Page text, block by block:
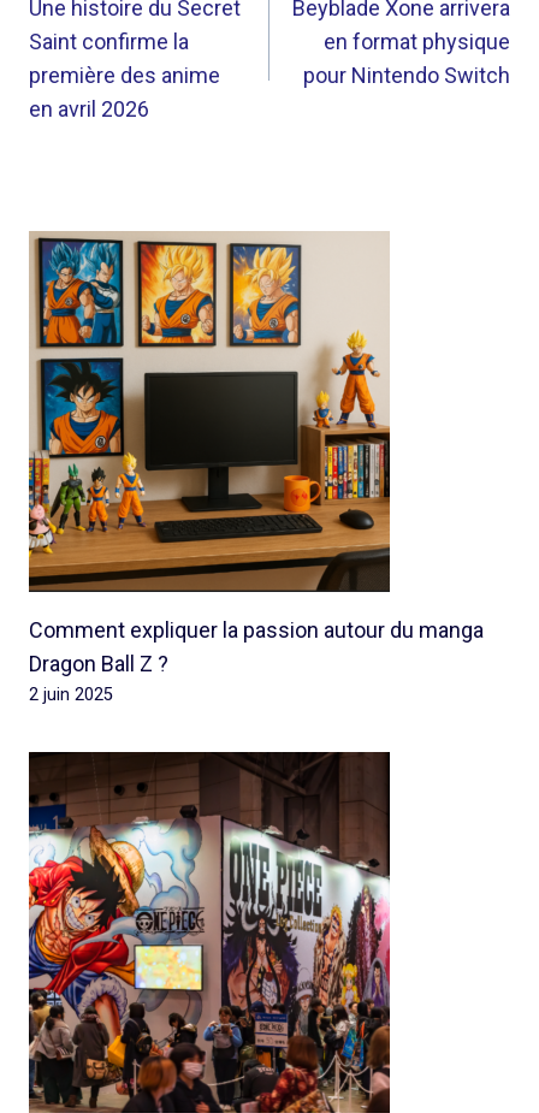
DE
L’ARTICLE
Une histoire du Secret
Saint confirme la
première des anime
en avril 2026
Beyblade Xone arrivera
en format physique
pour Nintendo Switch
Comment expliquer la passion autour du manga
Dragon Ball Z ?
2 juin 2025